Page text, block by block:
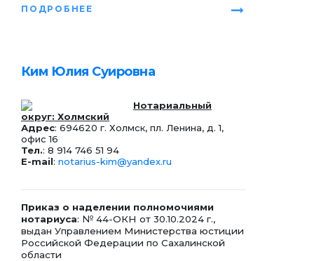
ПОДРОБНЕЕ
Ким Юлия Суировна
Нотариальный
округ: Холмский
Адрес: 694620 г. Холмск, пл. Ленина, д. 1,
офис 16
Тел.: 8 914 746 51 94
E-mail: notarius-kim@yandex.ru
Приказ о наделении полномочиями
нотариуса: № 44-ОКН от 30.10.2024 г.,
выдан Управлением Министерства юстиции
Российской Федерации по Сахалинской
области